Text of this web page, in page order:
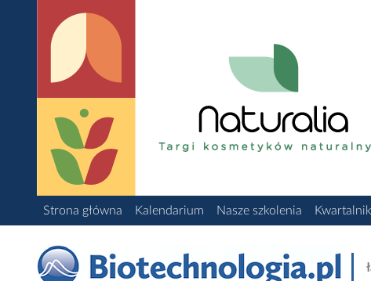
Strona główna Kalendarium Nasze szkolenia Kwartalnik